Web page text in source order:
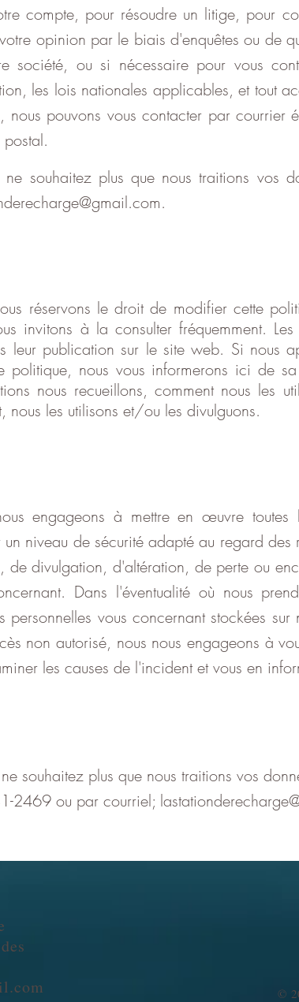
compte, pour résoudre un litige, pour
opinion par le biais d'enquêtes ou de
société, ou si nécessaire pour vous
les lois nationales applicables, et tout
nous pouvons vous contacter par courrier
ne souhaitez plus que nous traitions vos
.
réservons le droit de modifier cette
invitons à la consulter fréquemment.
leur publication sur le site web. Si nous
politique, nous vous informerons ici de
nous recueillons, comment nous les
nous les utilisons et/ou les divulguons.
engageons à mettre en œuvre toutes
niveau de sécurité adapté au regard
de divulgation, d'altération, de perte ou
Dans l'éventualité où nous
personnelles vous concernant stockées
non autorisé, nous nous engageons à
les causes de l'incident et vous en
souhaitez plus que nous traitions vos
2469 ou par courriel;
​©